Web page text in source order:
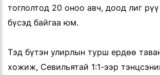
тоглолтод 20 оноо авч, доод лиг
бүсэд байгаа юм.
Тэд бүтэн улирлын турш ердөө
хожиж, Севильятай 1:1-ээр